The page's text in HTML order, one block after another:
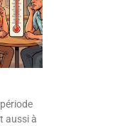
aussi à